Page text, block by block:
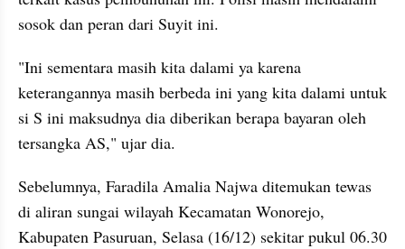
sosok dan peran dari Suyit ini.
"Ini sementara masih kita dalami ya karena
keterangannya masih berbeda ini yang kita dalami untuk
si S ini maksudnya dia diberikan berapa bayaran oleh
tersangka AS," ujar dia.
Sebelumnya, Faradila Amalia Najwa ditemukan tewas
di aliran sungai wilayah Kecamatan Wonorejo,
Kabupaten Pasuruan, Selasa (16/12) sekitar pukul 06.30